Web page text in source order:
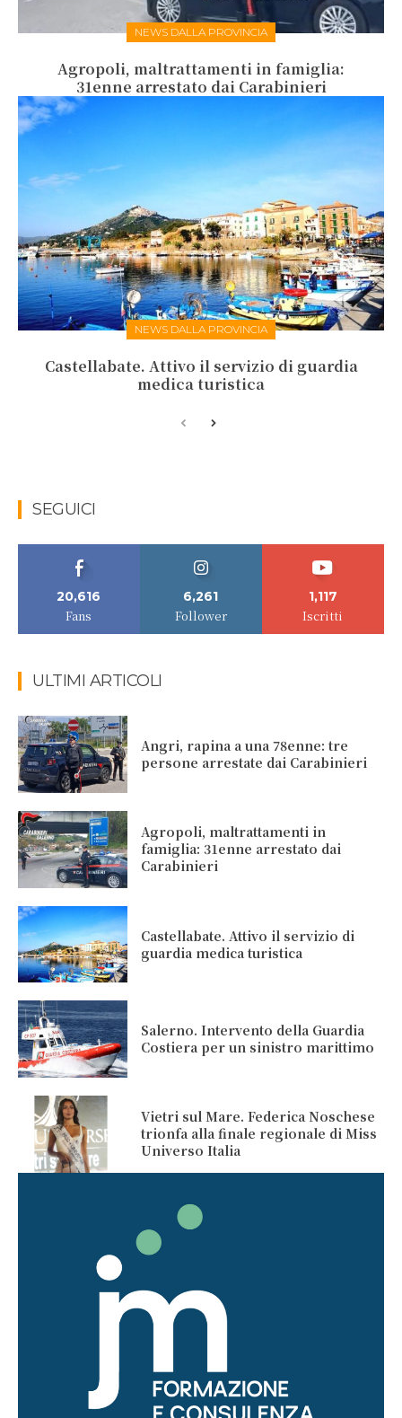
NEWS DALLA PROVINCIA
Agropoli, maltrattamenti in famiglia:
31enne arrestato dai Carabinieri
NEWS DALLA PROVINCIA
Castellabate. Attivo il servizio di guardia
medica turistica
SEGUICI
20,616
Fans
6,261
Follower
1,117
Iscritti
ULTIMI ARTICOLI
Angri, rapina a una 78enne: tre
persone arrestate dai Carabinieri
Agropoli, maltrattamenti in
famiglia: 31enne arrestato dai
Carabinieri
Castellabate. Attivo il servizio di
guardia medica turistica
Salerno. Intervento della Guardia
Costiera per un sinistro marittimo
Vietri sul Mare. Federica Noschese
trionfa alla finale regionale di Miss
Universo Italia